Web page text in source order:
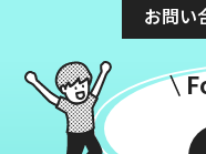
お問い